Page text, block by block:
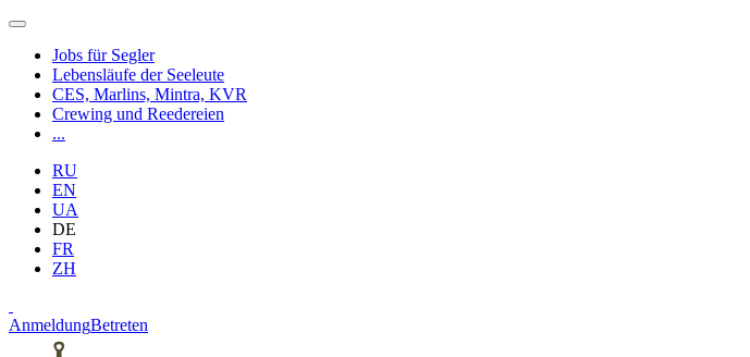
Jobs für Segler
Lebensläufe der Seeleute
CES, Marlins, Mintra, KVR
Crewing und Reedereien
...
RU
EN
UA
DE
FR
ZH
AnmeldungBetreten